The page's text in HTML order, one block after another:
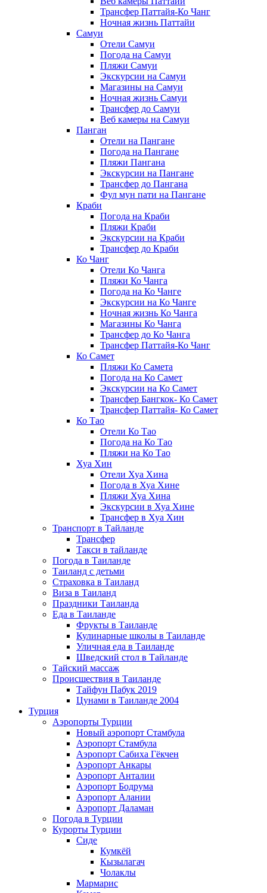
Трансфер Паттайя-Ко Чанг
Ночная жизнь Паттайи
Самуи
Отели Самуи
Погода на Самуи
Пляжи Самуи
Экскурсии на Самуи
Магазины на Самуи
Ночная жизнь Самуи
Трансфер до Самуи
Веб камеры на Самуи
Панган
Отели на Пангане
Погода на Пангане
Пляжи Пангана
Экскурсии на Пангане
Трансфер до Пангана
Фул мун пати на Пангане
Краби
Погода на Краби
Пляжи Краби
Экскурсии на Краби
Трансфер до Краби
Ко Чанг
Отели Ко Чанга
Пляжи Ко Чанга
Погода на Ко Чанге
Экскурсии на Ко Чанге
Ночная жизнь Ко Чанга
Магазины Ко Чанга
Трансфер до Ко Чанга
Трансфер Паттайя-Ко Чанг
Ко Самет
Пляжи Ко Самета
Погода на Ко Самет
Экскурсии на Ко Самет
Трансфер Бангкок- Ко Самет
Трансфер Паттайя- Ко Самет
Ко Тао
Отели Ко Тао
Погода на Ко Тао
Пляжи на Ко Тао
Хуа Хин
Отели Хуа Хина
Погода в Хуа Хине
Пляжи Хуа Хина
Экскурсии в Хуа Хине
Трансфер в Хуа Хин
Транспорт в Тайланде
Трансфер
Такси в тайланде
Погода в Таиланде
Таиланд с детьми
Страховка в Таиланд
Виза в Таиланд
Праздники Таиланда
Еда в Таиланде
Фрукты в Таиланде
Кулинарные школы в Таиланде
Уличная еда в Таиланде
Шведский стол в Тайланде
Тайский массаж
Происшествия в Таиланде
Тайфун Пабук 2019
Цунами в Таиланде 2004
Турция
Аэропорты Турции
Новый аэропорт Стамбула
Аэропорт Стамбула
Аэропорт Сабиха Гёкчен
Аэропорт Анкары
Аэропорт Анталии
Аэропорт Бодрума
Аэропорт Алании
Аэропорт Даламан
Погода в Турции
Курорты Турции
Сиде
Кумкёй
Кызылагач
Чолаклы
Мармарис